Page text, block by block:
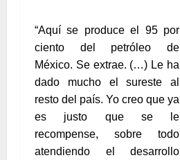
“Aquí se produce el 95 por
ciento del petróleo de
México. Se extrae. (…) Le ha
dado mucho el sureste al
resto del país. Yo creo que ya
es justo que se le
recompense, sobre todo
atendiendo el desarrollo